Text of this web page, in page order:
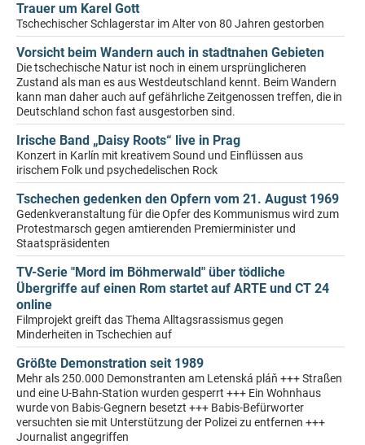
Trauer um Karel Gott
Tschechischer Schlagerstar im Alter von 80 Jahren gestorben
Vorsicht beim Wandern auch in stadtnahen Gebieten
Die tschechische Natur ist noch in einem ursprünglicheren
Zustand als man es aus Westdeutschland kennt. Beim Wandern
kann man daher auch auf gefährliche Zeitgenossen treffen, die in
Deutschland schon fast ausgestorben sind.
Irische Band „Daisy Roots“ live in Prag
Konzert in Karlín mit kreativem Sound und Einflüssen aus
irischem Folk und psychedelischen Rock
Tschechen gedenken den Opfern vom 21. August 1969
Gedenkveranstaltung für die Opfer des Kommunismus wird zum
Protestmarsch gegen amtierenden Premierminister und
Staatspräsidenten
TV-Serie "Mord im Böhmerwald" über tödliche
Übergriffe auf einen Rom startet auf ARTE und CT 24
online
Filmprojekt greift das Thema Alltagsrassismus gegen
Minderheiten in Tschechien auf
Größte Demonstration seit 1989
Mehr als 250.000 Demonstranten am Letenská pláň +++ Straßen
und eine U-Bahn-Station wurden gesperrt +++ Ein Wohnhaus
wurde von Babis-Gegnern besetzt +++ Babis-Befürworter
versuchten sie mit Unterstützung der Polizei zu entfernen +++
Journalist angegriffen